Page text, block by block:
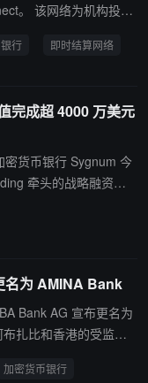
投资
行 即时结算网络
完成超 4000 万美元
货币银行 Sygnum 今
牵头的战略融资轮
全受监管的解决方案，
的一个市场和亚太地区
露更多细节。 根据声
1,700 多个客户的价
名为 AMINA Bank
Bank AG 宣布更名为
扎比和香港的受监管
加密货币银行